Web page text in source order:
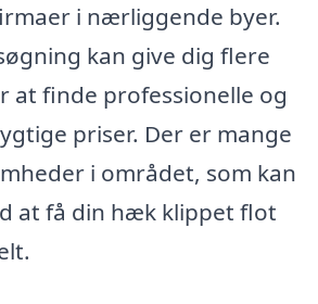
i nærliggende byer.
kan give dig flere
at finde professionelle og
priser. Der er mange
i området, som kan
at få din hæk klippet flot